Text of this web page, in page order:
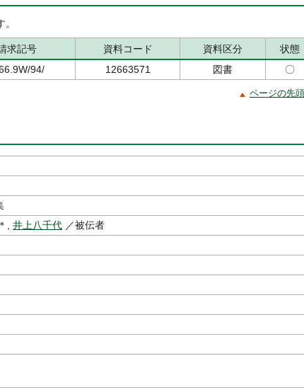
求記号 資料コード 資料区分
状態
94/ 12663571 図書 〇
ページの先
, 井上八千代 ／被伝者